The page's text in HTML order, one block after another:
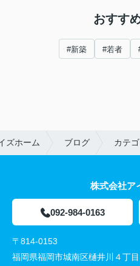
おすす
#新築 #若者
ズホーム ブログ カテ
株式会社ア
092-984-0163
〒814-0153
福岡県福岡市城南区樋井川４丁